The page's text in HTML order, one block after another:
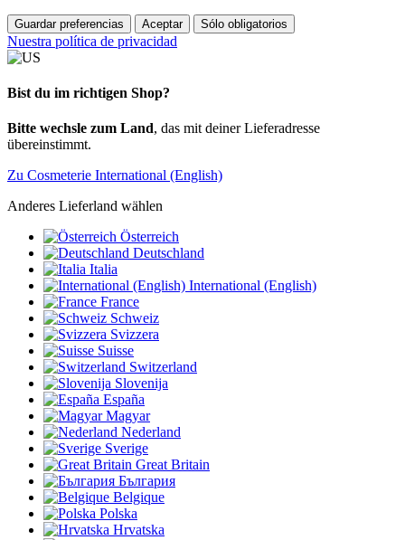
Guardar preferencias Aceptar Sólo obligatorios
Nuestra política de privacidad
Bist du im richtigen Shop?
Bitte wechsle zum Land, das mit deiner Lieferadresse
übereinstimmt.
Zu Cosmeterie International (English)
Anderes Lieferland wählen
Österreich
Deutschland
Italia
International (English)
France
Schweiz
Svizzera
Suisse
Switzerland
Slovenija
España
Magyar
Nederland
Sverige
Great Britain
България
Belgique
Polska
Hrvatska